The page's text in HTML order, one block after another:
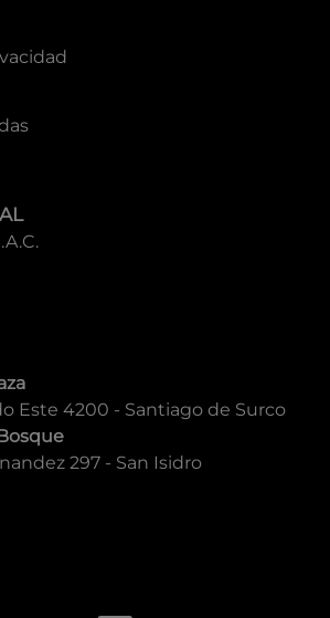
Este 4200 - Santiago de Surco
297 - San Isidro